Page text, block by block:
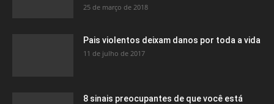
25 de março de 2018
Pais violentos deixam danos por toda a vida
11 de julho de 2017
8 sinais preocupantes de que você está